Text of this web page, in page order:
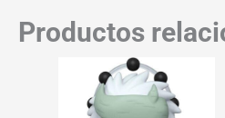
Productos